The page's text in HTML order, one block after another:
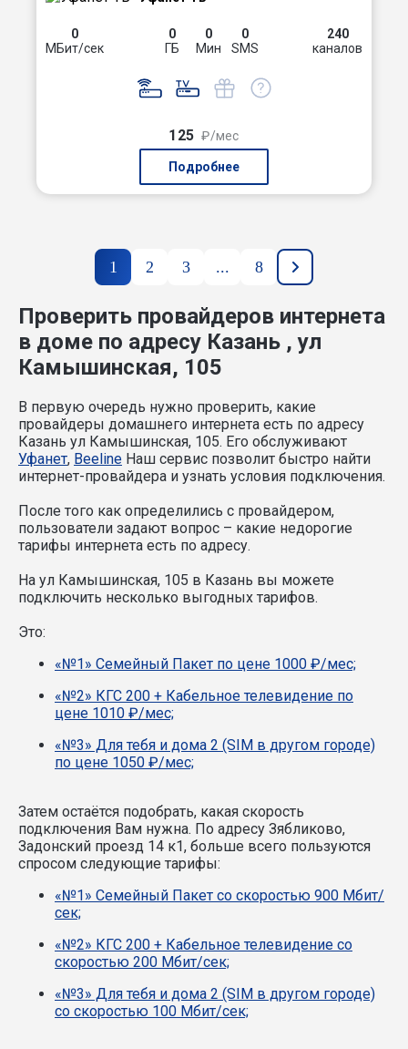
0
МБит/сек
0
ГБ
0
Мин
0
SMS
240
каналов
125 ₽/мес
Подробнее
1 2 3 ... 8
Проверить провайдеров интернета
в доме по адресу Казань , ул
Камышинская, 105
В первую очередь нужно проверить, какие
провайдеры домашнего интернета есть по адресу
Казань ул Камышинская, 105. Его обслуживают
Уфанет, Beeline Наш сервис позволит быстро найти
интернет-провайдера и узнать условия подключения.
После того как определились с провайдером,
пользователи задают вопрос – какие недорогие
тарифы интернета есть по адресу.
На ул Камышинская, 105 в Казань вы можете
подключить несколько выгодных тарифов.
Это:
«№1» Семейный Пакет по цене 1000 ₽/мес;
«№2» КГС 200 + Кабельное телевидение по
цене 1010 ₽/мес;
«№3» Для тебя и дома 2 (SIM в другом городе)
по цене 1050 ₽/мес;
Затем остаётся подобрать, какая скорость
подключения Вам нужна. По адресу Зябликово,
Задонский проезд 14 к1, больше всего пользуются
спросом следующие тарифы:
«№1» Семейный Пакет со скоростью 900 Мбит/
сек;
«№2» КГС 200 + Кабельное телевидение со
скоростью 200 Мбит/сек;
«№3» Для тебя и дома 2 (SIM в другом городе)
со скоростью 100 Мбит/сек;